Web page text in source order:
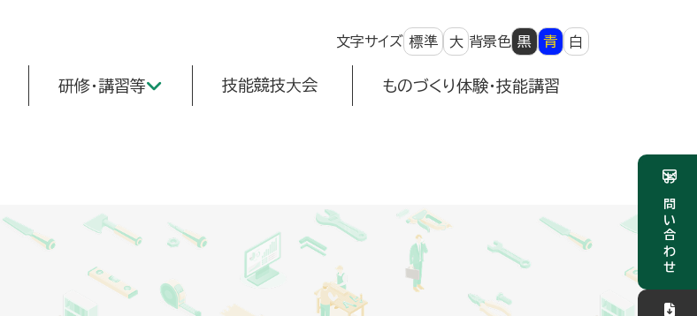
文字サイズ 標準 大 背景色 黒 青 白
研修・講習等 技能競技⼤会 ものづくり体験・技能講習
お問い合わせ